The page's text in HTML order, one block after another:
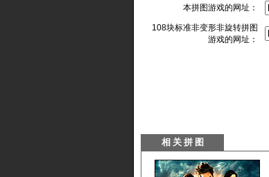
本拼图游戏的网址：
108块标准非变形非旋转拼图
游戏的网址：